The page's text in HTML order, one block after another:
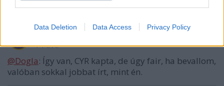
Data Deletion Data Access Privacy Policy
Leadfoot
14 éve
@Dogla: Így van, CYR kapta, de úgy fair, ha bevallom,
valóban sokkal jobbat írt, mint én.